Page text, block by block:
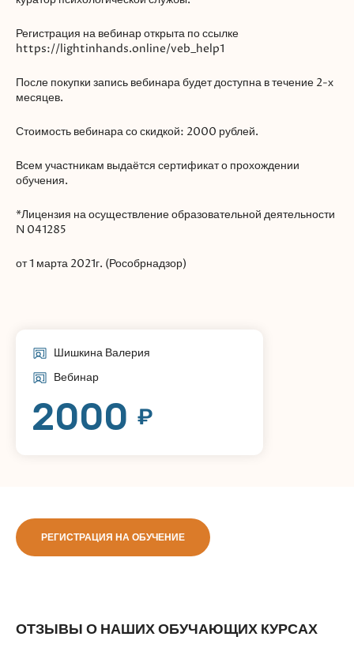
Регистрация на вебинар открыта по ссылке
https://lightinhands.online/veb_help1
После покупки запись вебинара будет доступна в течение 2-х
месяцев.
Стоимость вебинара со скидкой: 2000 рублей.
Всем участникам выдаётся сертификат о прохождении
обучения.
*Лицензия на осуществление образовательной деятельности
N 041285
от 1 марта 2021г. (Рособрнадзор)
Шишкина Валерия
Вебинар
2000 ₽
РЕГИСТРАЦИЯ НА ОБУЧЕНИЕ
ОТЗЫВЫ О НАШИХ ОБУЧАЮЩИХ КУРСАХ